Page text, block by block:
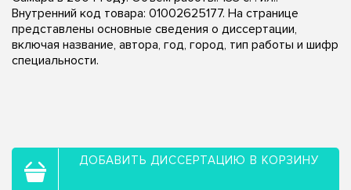
Внутренний код товара: 01002625177. На странице
представлены основные сведения о диссертации,
включая название, автора, год, город, тип работы и шифр
специальности.
ДОБАВИТЬ ДИССЕРТАЦИЮ В КОРЗИНУ